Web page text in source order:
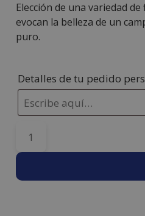
Elección de una variedad
evocan la belleza de un
puro.
Detalles de tu pedido